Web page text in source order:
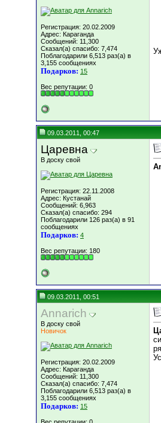
Регистрация: 20.02.2009
Адрес: Караганда
Сообщений: 11,300
Сказал(а) спасибо: 7,474
Поблагодарили 6,513 раз(а) в
3,155 сообщениях
Подарков: 15
Вес репутации: 0
09.03.2011, 00:47
Царевна
В доску свой
Регистрация: 22.11.2008
Адрес: Кустанай
Сообщений: 6,963
Сказал(а) спасибо: 294
Поблагодарили 126 раз(а) в 91
сообщениях
Подарков: 4
Вес репутации: 180
09.03.2011, 00:51
Annarich
В доску свой
Новичок
Регистрация: 20.02.2009
Адрес: Караганда
Сообщений: 11,300
Сказал(а) спасибо: 7,474
Поблагодарили 6,513 раз(а) в
3,155 сообщениях
Подарков: 15